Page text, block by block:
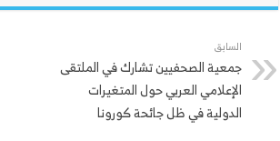
السابق
جمعية الصحفيين تشارك في الملتقى
الإعلامي العربي حول المتغيرات
الدولية في ظل جائحة كورونا